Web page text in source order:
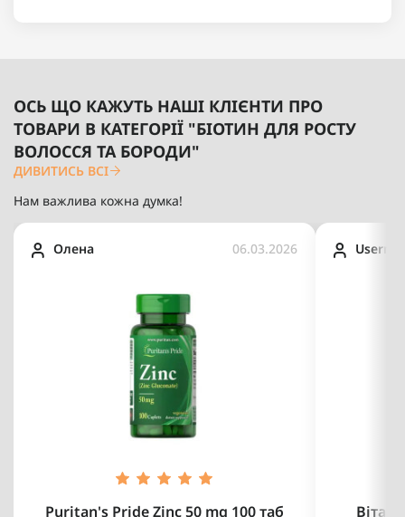
ОСЬ ЩО КАЖУТЬ НАШІ КЛІЄНТИ ПРО
ТОВАРИ В КАТЕГОРІЇ "БІОТИН ДЛЯ РОСТУ
ВОЛОССЯ ТА БОРОДИ"
ДИВИТИСЬ ВСІ
Нам важлива кожна думка!
Олена 06.03.2026
Puritan's Pride Zinc 50 mg 100 таб